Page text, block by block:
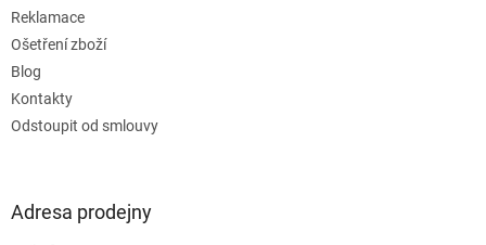
Reklamace
Ošetření zboží
Blog
Kontakty
Odstoupit od smlouvy
Adresa prodejny